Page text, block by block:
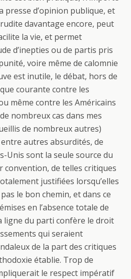
presse d’opinion publique, et
davantage encore, peut
la vie, et permet
d’inepties ou de partis pris
voire même de calomnie
est inutile, le débat, hors de
courante contre les
même contre les Américains
nombreux cas dans mes
de nombreux autres)
autres absurdités, de
Unis sont la seule source du
convention, de telles critiques
justifiées lorsqu’elles
le bon chemin, et dans ce
en l’absence totale de
ligne du parti confère le droit
qui seraient
de la part des critiques
établie. Trop de
le respect impératif